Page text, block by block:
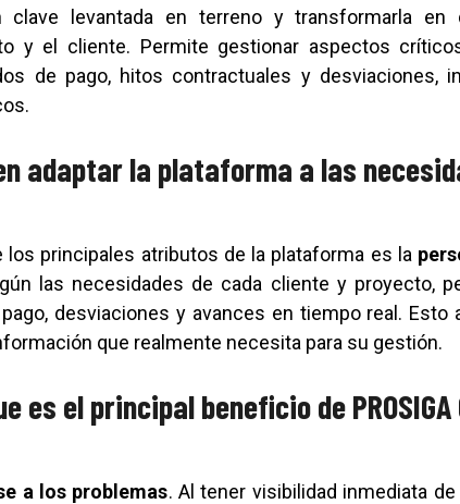
clave levantada en terreno y transformarla
y el cliente. Permite gestionar aspectos
de pago, hitos contractuales y desviaciones,
adaptar la plataforma a las
los principales atributos de la plataforma es la
las necesidades de cada cliente y proyecto,
desviaciones y avances en tiempo real.
que realmente necesita para su gestión.
es el principal beneficio de
a los problemas. Al tener visibilidad inmediata